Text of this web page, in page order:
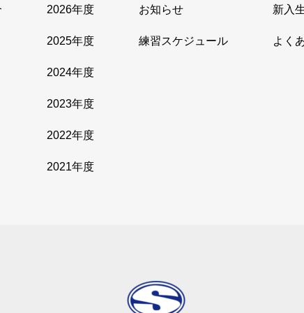
2026年度
2025年度
2024年度
2023年度
2022年度
2021年度
お知らせ
練習スケジュール
新入
よく